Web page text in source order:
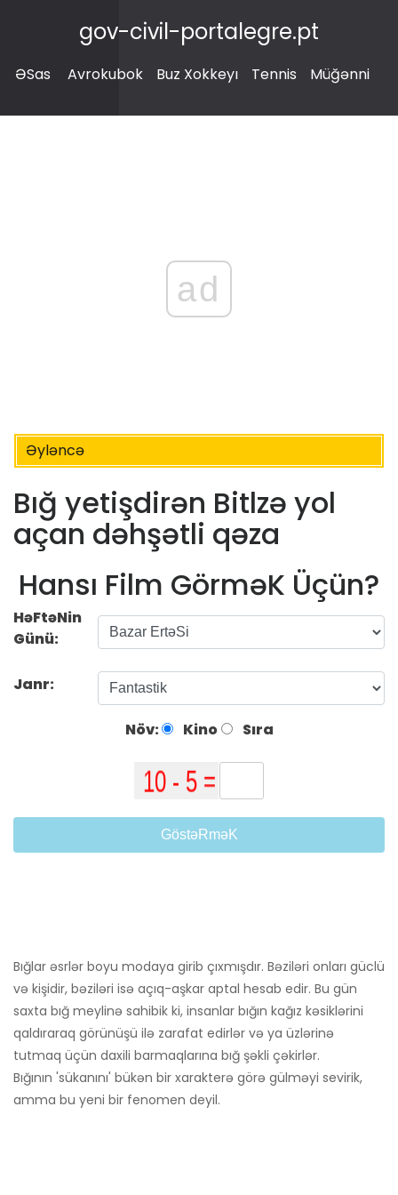
gov-civil-portalegre.pt
ƏSas Avrokubok Buz Xokkeyı Tennis Müğənni
ad
Əyləncə
Bığ yetişdirən Bitlzə yol
açan dəhşətli qəza
Hansı Film GörməK Üçün?
HəFtəNin
Günü:
Janr:
Növ: Kino Sıra
GöstəRməK
Bığlar əsrlər boyu modaya girib çıxmışdır. Bəziləri onları güclü
və kişidir, bəziləri isə açıq-aşkar aptal hesab edir. Bu gün
saxta bığ meylinə sahibik ki, insanlar bığın kağız kəsiklərini
qaldıraraq görünüşü ilə zarafat edirlər və ya üzlərinə
tutmaq üçün daxili barmaqlarına bığ şəkli çəkirlər.
Bığının 'sükanını' bükən bir xarakterə görə gülməyi sevirik,
amma bu yeni bir fenomen deyil.